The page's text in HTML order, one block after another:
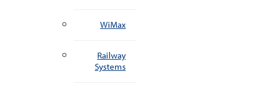
WiMax
Railway
Systems